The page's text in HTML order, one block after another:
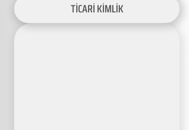
TİCARİ KİMLİK